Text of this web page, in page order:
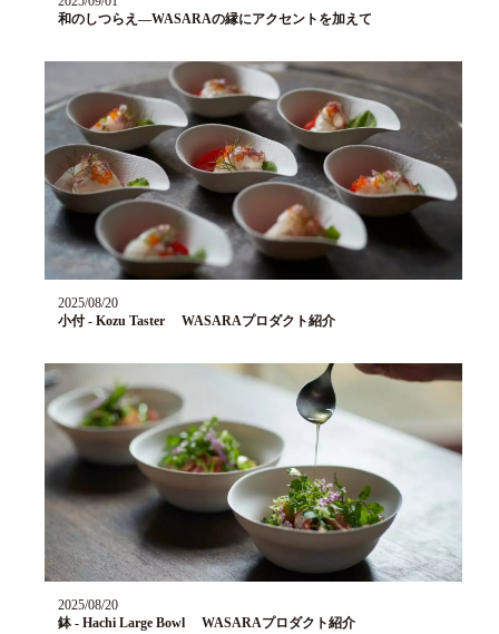
和のしつらえ—WASARAの縁にアクセントを加えて
2025/08/20
小付 - Kozu Taster WASARAプロダクト紹介
2025/08/20
鉢 - Hachi Large Bowl WASARAプロダクト紹介